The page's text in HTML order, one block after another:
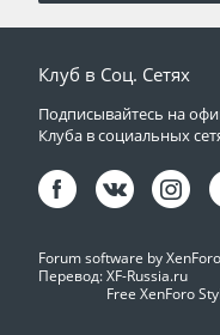
Клуб в Соц. Сетях
Подписывайтесь на
Клуба в социальных
Forum software by
Перевод:XF-Russia.ru
Free XenForo